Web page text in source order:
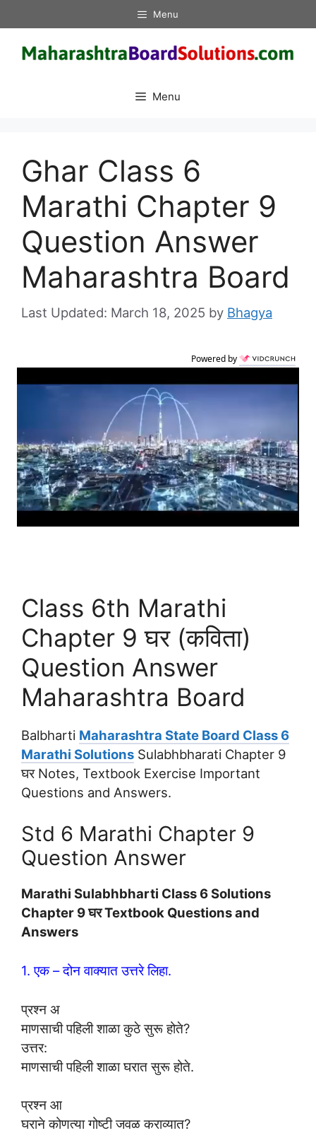
to
content
Menu
Menu
Ghar Class 6
Marathi Chapter 9
Question Answer
Maharashtra Board
March 18, 2025 by Bhagya
Powered by
Class 6th Marathi
Chapter 9 घर (कविता)
Question Answer
Maharashtra Board
Balbharti Maharashtra State Board Class 6
Marathi Solutions Sulabhbharati Chapter 9
घर Notes, Textbook Exercise Important
Questions and Answers.
Std 6 Marathi Chapter 9
Question Answer
Marathi Sulabhbharti Class 6 Solutions
Chapter 9 घर Textbook Questions and
Answers
1. एक – दोन वाक्यात उत्तरे लिहा.
प्रश्न अ
माणसाची पहिली शाळा कुठे सुरू होते?
उत्तर:
माणसाची पहिली शाळा घरात सुरू होते.
प्रश्न आ
घराने कोणत्या गोष्टी जवळ कराव्यात?